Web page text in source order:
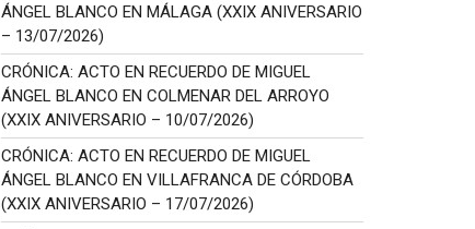
ÁNGEL BLANCO EN MÁLAGA (XXIX ANIVERSARIO
– 13/07/2026)
CRÓNICA: ACTO EN RECUERDO DE MIGUEL
ÁNGEL BLANCO EN COLMENAR DEL ARROYO
(XXIX ANIVERSARIO – 10/07/2026)
CRÓNICA: ACTO EN RECUERDO DE MIGUEL
ÁNGEL BLANCO EN VILLAFRANCA DE CÓRDOBA
(XXIX ANIVERSARIO – 17/07/2026)